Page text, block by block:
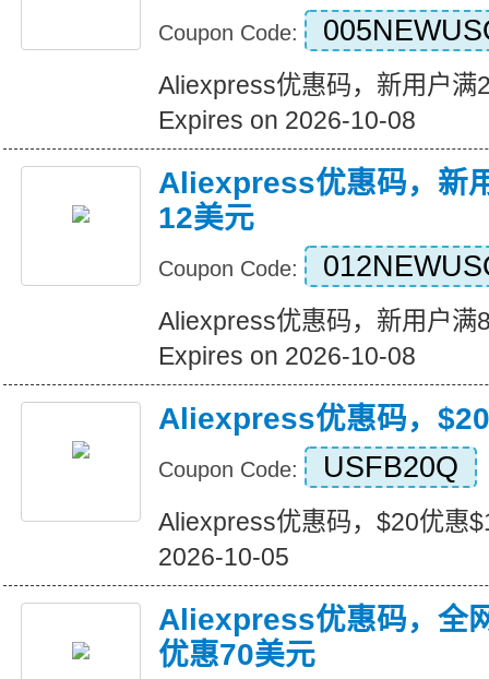
Coupon Code:
Aliexpress优惠码，新用户满
Expires on 2026-10-08
Aliexpress优惠码，新
12美元
Coupon Code:
Aliexpress优惠码，新用户满
Expires on 2026-10-08
Aliexpress优惠码，
Coupon Code: USFB20Q
Aliexpress优惠码，$20优惠
2026-10-05
Aliexpress优惠码，全
优惠70美元